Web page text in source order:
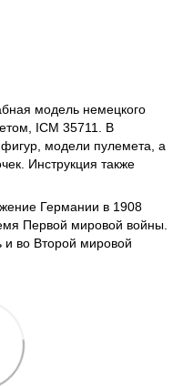
модель немецкого
ICM 35711. В
модели пулемета, а
Инструкция также
Германии в 1908
Первой мировой войны.
во Второй мировой